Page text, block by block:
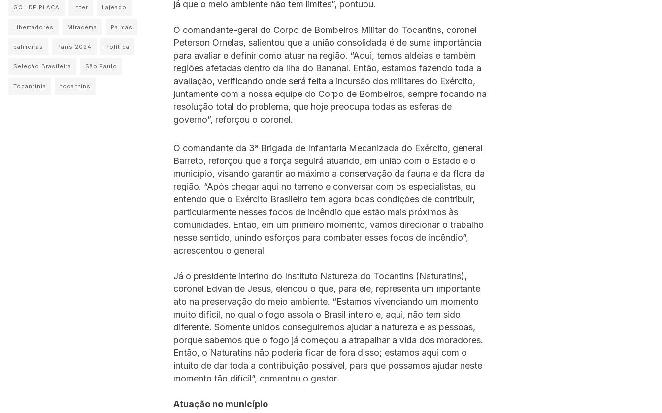
já que o meio ambiente não tem limites”, pontuou.
O comandante-geral do Corpo de Bombeiros Militar do Tocantins, coronel
Peterson Ornelas, salientou que a união consolidada é de suma importância
para avaliar e definir como atuar na região. “Aqui, temos aldeias e também
regiões afetadas dentro da Ilha do Bananal. Então, estamos fazendo toda a
avaliação, verificando onde será feita a incursão dos militares do Exército,
juntamente com a nossa equipe do Corpo de Bombeiros, sempre focando na
resolução total do problema, que hoje preocupa todas as esferas de
governo”, reforçou o coronel.
O comandante da 3ª Brigada de Infantaria Mecanizada do Exército, general
Barreto, reforçou que a força seguirá atuando, em união com o Estado e o
município, visando garantir ao máximo a conservação da fauna e da flora da
região. “Após chegar aqui no terreno e conversar com os especialistas, eu
entendo que o Exército Brasileiro tem agora boas condições de contribuir,
particularmente nesses focos de incêndio que estão mais próximos às
comunidades. Então, em um primeiro momento, vamos direcionar o trabalho
nesse sentido, unindo esforços para combater esses focos de incêndio”,
acrescentou o general.
Já o presidente interino do Instituto Natureza do Tocantins (Naturatins),
coronel Edvan de Jesus, elencou o que, para ele, representa um importante
ato na preservação do meio ambiente. “Estamos vivenciando um momento
muito difícil, no qual o fogo assola o Brasil inteiro e, aqui, não tem sido
diferente. Somente unidos conseguiremos ajudar a natureza e as pessoas,
porque sabemos que o fogo já começou a atrapalhar a vida dos moradores.
Então, o Naturatins não poderia ficar de fora disso; estamos aqui com o
intuito de dar toda a contribuição possível, para que possamos ajudar neste
momento tão difícil”, comentou o gestor.
Atuação no município
GOL DE PLACA Inter Lajeado
Libertadores Miracema Palmas
palmeiras Paris 2024 Política
Seleção Brasileira São Paulo
Tocantinia tocantins